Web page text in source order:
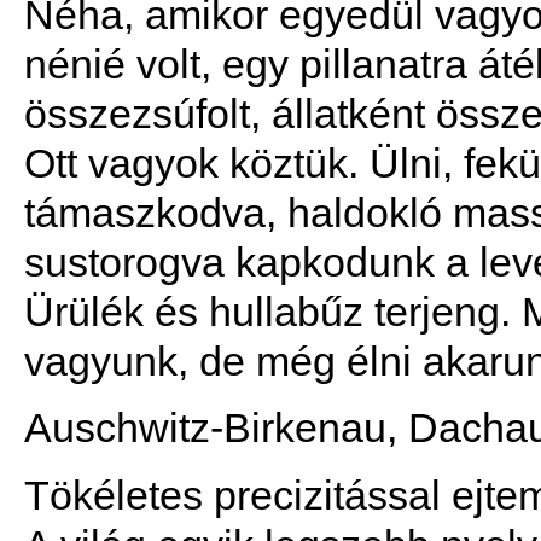
Néha, amikor egyedül
nénié volt, egy pillanatra
összezsúfolt, állatként
Ott vagyok köztük. Ülni,
támaszkodva, haldokló
sustorogva kapkodunk a
Ürülék és hullabűz terjeng.
vagyunk, de még élni
Auschwitz-Birkenau,
Tökéletes precizitással